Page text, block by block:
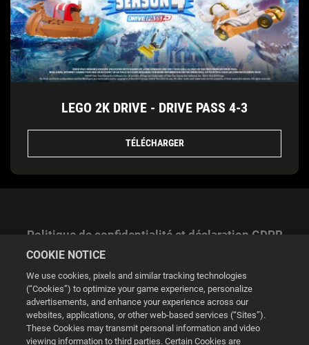
LEGO 2K DRIVE - DRIVE PASS 4-3
TÉLÉCHARGER
Politique de confidentialité et déclaration GDPR
Gestion des cookies
COOKIE NOTICE
We use cookies, pixels and similar tracking technologies
(“Cookies”) to optimize your game experience, personalize
advertisements, and enhance your experience across our
websites, applications, or other web-based services (“Sites”).
These Cookies may transmit personal information and video
viewing information to third parties. Certain Cookies are